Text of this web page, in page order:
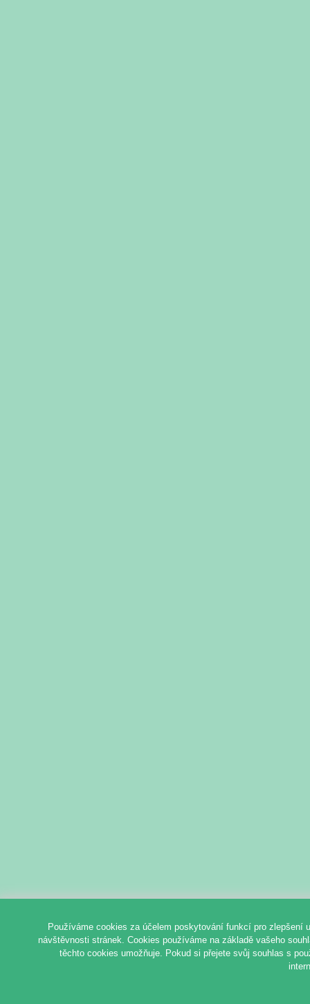
Používáme cookies za účelem poskytování funkcí pro zlepšení
návštěvnosti stránek. Cookies používáme na základě vašeho
těchto cookies umožňuje. Pokud si přejete svůj souhlas s